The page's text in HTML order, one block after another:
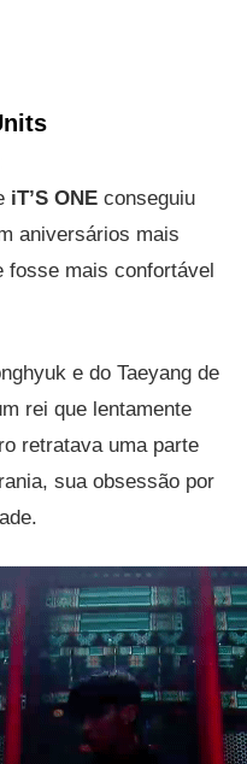
iT’S ONE conseguiu
aniversários mais
fosse mais confortável
e do Taeyang de
rei que lentamente
retratava uma parte
sua obsessão por